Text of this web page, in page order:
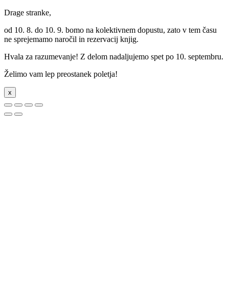
Drage stranke,
od 10. 8. do 10. 9. bomo na kolektivnem dopustu, zato v tem času
ne sprejemamo naročil in rezervacij knjig.
Hvala za razumevanje! Z delom nadaljujemo spet po 10. septembru.
Želimo vam lep preostanek poletja!
x